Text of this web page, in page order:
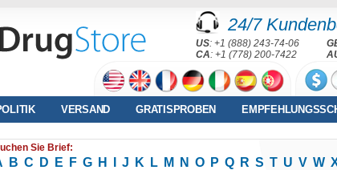
24/7
US: +1 (888) 243-74-06
CA: +1 (778) 200-7422
VERSAND GRATISPROBEN
Sie Brief:
B C D E F G H J K L M N O P Q R S T U V W